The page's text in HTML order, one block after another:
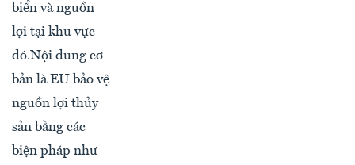
biển và nguồn
lợi tại khu vực
đó.Nội dung cơ
bản là EU bảo vệ
nguồn lợi thủy
sản bằng các
biện pháp như